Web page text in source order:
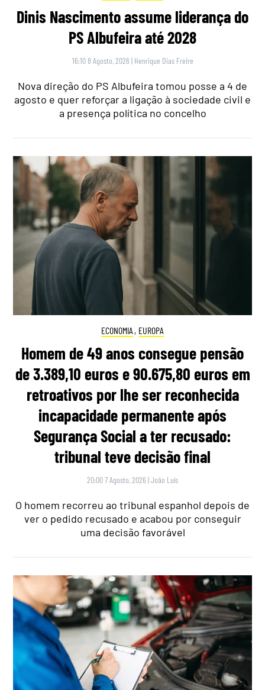
Dinis Nascimento assume liderança do
PS Albufeira até 2028
16:10 8 Agosto, 2026 | Henrique Dias Freire
Nova direção do PS Albufeira tomou posse a 4 de
agosto e quer reforçar a ligação à sociedade civil e
a presença política no concelho
ECONOMIA , EUROPA
Homem de 49 anos consegue pensão
de 3.389,10 euros e 90.675,80 euros em
retroativos por lhe ser reconhecida
incapacidade permanente após
Segurança Social a ter recusado:
tribunal teve decisão final
20:00 7 Agosto, 2026 |João Luís
O homem recorreu ao tribunal espanhol depois de
ver o pedido recusado e acabou por conseguir
uma decisão favorável